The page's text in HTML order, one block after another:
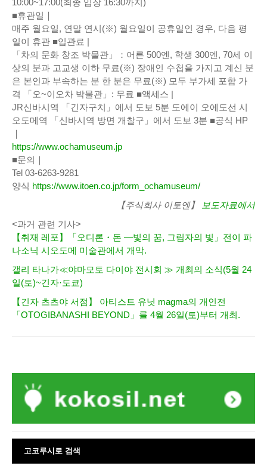
■휴관일｜
매주 월요일, 연말 연시(※) 월요일이 공휴일인 경우, 다음 평
일이 휴관 ■입관료 |
「차의 문화 창조 박물관」：어른 500엔, 학생 300엔, 70세 이
상의 분과 고교생 이하 무료(※) 장애인 수첩을 가지고 계신 분
은 본인과 부속하는 분 한 분은 무료(※) 모두 부가세 포함 가
격 「오~이오차 박물관」: 무료 ■액세스 |
JR신바시역 「긴자구치」에서 도보 5분 도에이 오에도선 시
오도메역 「신바시역 방면 개찰구」에서 도보 3분 ■공식 HP
｜
https://www.ochamuseum.jp
■문의｜
Tel 03-6263-9281
양식 https://www.itoen.co.jp/form_ochamuseum/
【주식회사 이토엔】
보도자료에서
<과거 관련 기사>
【취재 레포】「오디론・돈 ―빛의 꿈, 그림자의 빛」전이 파
나소닉 시오도메 미술관에서 개막.
갤리 타나가≪야마모토 다이야 전시회 ≫ 개최의 소식(5월 24
일(토)~긴자·도쿄)
【긴자 츠츠야 서점】 아티스트 유닛 magma의 개인전
「OTOGIBANASHI BEYOND」를 4월 26일(토)부터 개최.
고코루시로 검색